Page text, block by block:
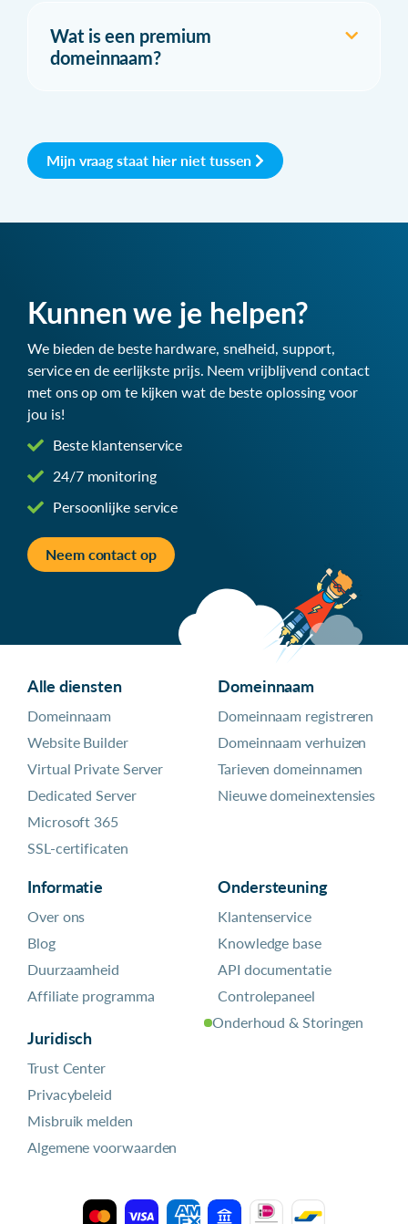
Wat is een premium
domeinnaam?
Mijn vraag staat hier niet tussen
Kunnen we je helpen?
We bieden de beste hardware, snelheid, support,
service en de eerlijkste prijs. Neem vrijblijvend contact
met ons op om te kijken wat de beste oplossing voor
jou is!
Beste klantenservice
24/7 monitoring
Persoonlijke service
Neem contact op
Alle diensten
Domeinnaam
Website Builder
Virtual Private Server
Dedicated Server
Microsoft 365
SSL-certificaten
Domeinnaam
Domeinnaam registreren
Domeinnaam verhuizen
Tarieven domeinnamen
Nieuwe domeinextensies
Informatie
Over ons
Blog
Duurzaamheid
Affiliate programma
Juridisch
Trust Center
Privacybeleid
Misbruik melden
Algemene voorwaarden
Ondersteuning
Klantenservice
Knowledge base
API documentatie
Controlepaneel
Onderhoud & Storingen